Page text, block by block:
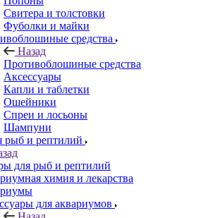
Свитера и толстовки
Фуболки и майки
средства
Назад
Противоблошиные средства
Аксессуары
Капли и таблетки
Ошейники
Спреи и лосьоны
Шампуни
рыб и рептилий
для рыб и рептилий
химия и лекарства
для аквариумов